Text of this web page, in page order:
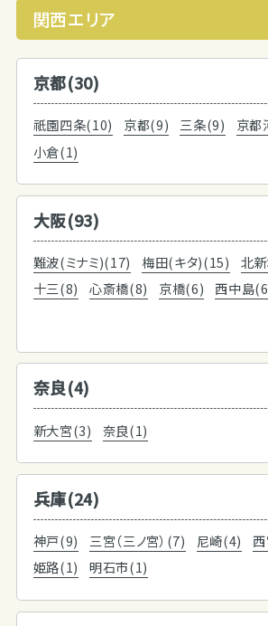
関西エリア
京都(30)
祇園四条(10) 京都(9) 三条(9)
京都
小倉(1)
大阪(93)
難波(ミナミ)(17) 梅田(キタ)(15)
北
十三(8)
心斎橋(8) 京橋(6) 西中島
奈良(4)
新大宮(3) 奈良(1)
兵庫(24)
神戸(9) 三宮（三ノ宮）(7) 尼崎(4)
姫路(1)
明石市(1)